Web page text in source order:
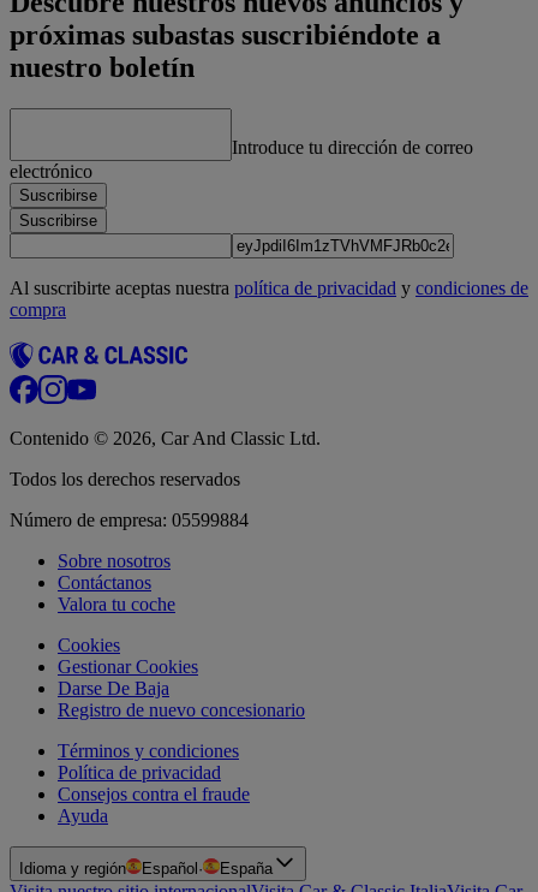
próximas subastas suscribiéndote a
nuestro boletín
Introduce tu dirección de correo
electrónico
Suscribirse
Suscribirse
Al suscribirte aceptas nuestra política de privacidad y condiciones de
compra
Contenido © 2026, Car And Classic Ltd.
Todos los derechos reservados
Número de empresa: 05599884
Sobre nosotros
Contáctanos
Valora tu coche
Cookies
Gestionar Cookies
Darse De Baja
Registro de nuevo concesionario
Términos y condiciones
Política de privacidad
Consejos contra el fraude
Ayuda
Idioma y región Español · España